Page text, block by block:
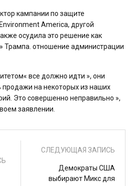
кампании по защите
America, другой
осудила это решение как
Трампа. отношение администрации
все должно идти », они
продажи на некоторых из наших
Это совершенно неправильно »,
заявлении.
СЛЕДУЮЩАЯ ЗАПИСЬ
Демократы США
выбирают Микс для